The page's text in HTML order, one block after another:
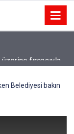
fırçasıyla
Belediyesi bakın